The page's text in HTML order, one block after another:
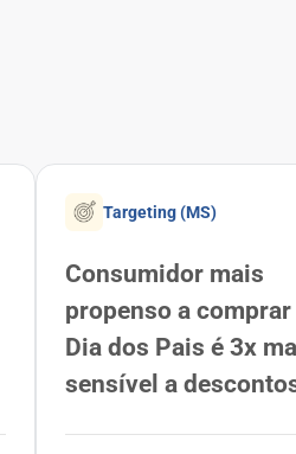
Targeting (MS)
Consumidor mais
propenso a
Dia dos Pais é 3x
sensível a